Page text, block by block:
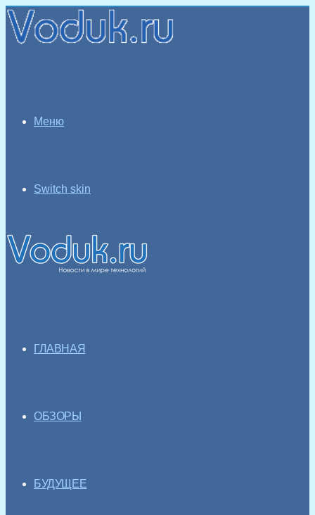
Меню
Switch skin
ГЛАВНАЯ
ОБЗОРЫ
БУДУЩЕЕ